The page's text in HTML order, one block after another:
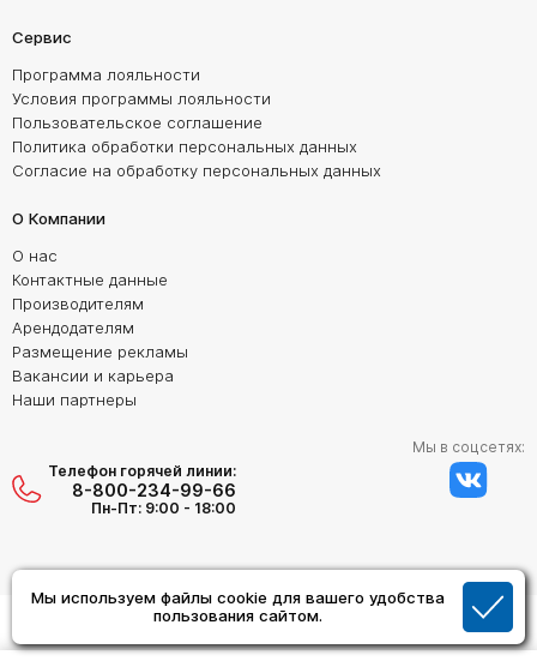
Мы используем файлы cookie для вашего удобства
пользования сайтом.
Сервис
Программа лояльности
Условия программы лояльности
Пользовательское соглашение
Политика обработки персональных данных
Согласие на обработку персональных данных
О Компании
О нас
Контактные данные
Производителям
Арендодателям
Размещение рекламы
Вакансии и карьера
Наши партнеры
Телефон горячей линии:
8-800-234-99-66
Пн-Пт: 9:00 - 18:00
Мы в соцсетях: